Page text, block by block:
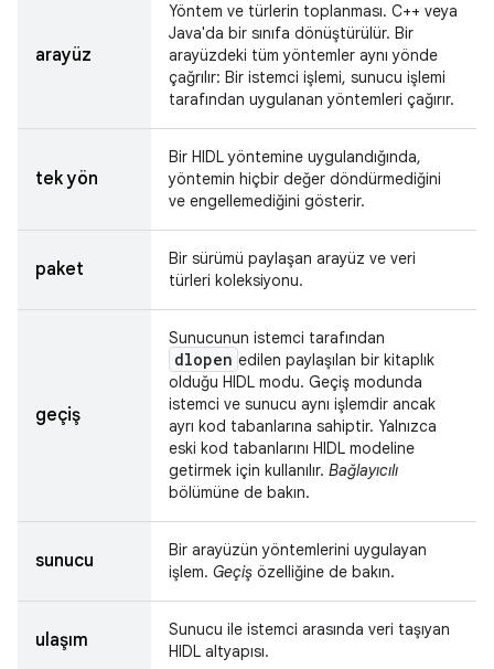
arayüz
Yöntem ve türlerin toplanması. C++ veya
Java'da bir sınıfa dönüştürülür. Bir
arayüzdeki tüm yöntemler aynı yönde
çağrılır: Bir istemci işlemi, sunucu işlemi
tarafından uygulanan yöntemleri çağırır.
tek yön
Bir HIDL yöntemine uygulandığında,
yöntemin hiçbir değer döndürmediğini
ve engellemediğini gösterir.
paket
Bir sürümü paylaşan arayüz ve veri
türleri koleksiyonu.
geçiş
Sunucunun istemci tarafından
dlopen edilen paylaşılan bir kitaplık
olduğu HIDL modu. Geçiş modunda
istemci ve sunucu aynı işlemdir ancak
ayrı kod tabanlarına sahiptir. Yalnızca
eski kod tabanlarını HIDL modeline
getirmek için kullanılır. Bağlayıcılı
bölümüne de bakın.
sunucu
Bir arayüzün yöntemlerini uygulayan
işlem. Geçiş özelliğine de bakın.
ulaşım
Sunucu ile istemci arasında veri taşıyan
HIDL altyapısı.